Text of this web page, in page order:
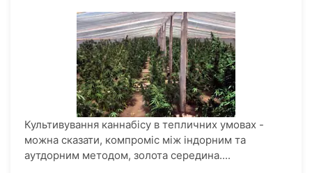
Культивування каннабісу в тепличних умовах -
можна сказати, компроміс між індорним та
аутдорним методом, золота середина....